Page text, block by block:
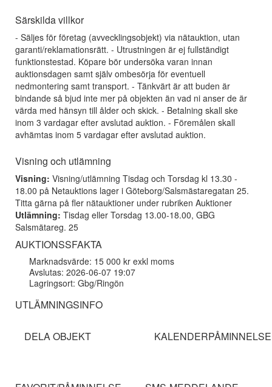
Särskilda villkor
- Säljes för företag (avvecklingsobjekt) via nätauktion, utan
garanti/reklamationsrätt. - Utrustningen är ej fullständigt
funktionstestad. Köpare bör undersöka varan innan
auktionsdagen samt själv ombesörja för eventuell
nedmontering samt transport. - Tänkvärt är att buden är
bindande så bjud inte mer på objekten än vad ni anser de är
värda med hänsyn till ålder och skick. - Betalning skall ske
inom 3 vardagar efter avslutad auktion. - Föremålen skall
avhämtas inom 5 vardagar efter avslutad auktion.
Visning och utlämning
Visning: Visning/utlämning Tisdag och Torsdag kl 13.30 -
18.00 på Netauktions lager i Göteborg/Salsmästaregatan 25.
Titta gärna på fler nätauktioner under rubriken Auktioner
Utlämning: Tisdag eller Torsdag 13.00-18.00, GBG
Salsmätareg. 25
AUKTIONSSFAKTA
Marknadsvärde: 15 000 kr exkl moms
Avslutas: 2026-06-07 19:07
Lagringsort: Gbg/Ringön
UTLÄMNINGSINFO
DELA OBJEKT KALENDERPÅMINNELSE